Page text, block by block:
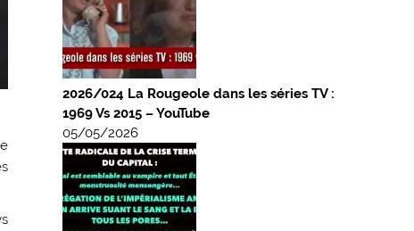
2026/024 La Rougeole dans les séries TV :
1969 Vs 2015 – YouTube
05/05/2026